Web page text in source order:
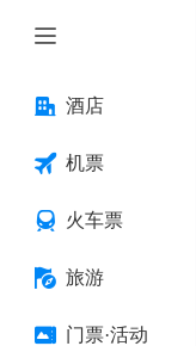
酒店
机票
火车票
旅游
门票·活动